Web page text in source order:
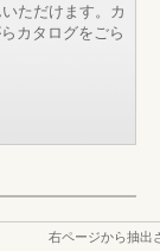
ただけます。カ
カタログをごら
右ページから抽出